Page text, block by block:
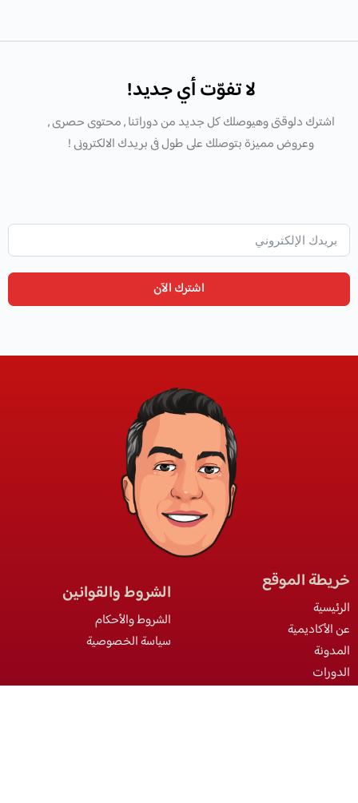
لا تفوّت أي جديد!
اشترك دلوقتى وهيوصلك كل جديد من دوراتنا , محتوى حصرى ,
وعروض مميزة بتوصلك على طول فى بريدك الالكترونى !
اشترك الآن
خريطة الموقع
الرئيسية
عن الأكاديمية
المدونة
الدورات
الشروط والقوانين
الشروط والأحكام
سياسة الخصوصية